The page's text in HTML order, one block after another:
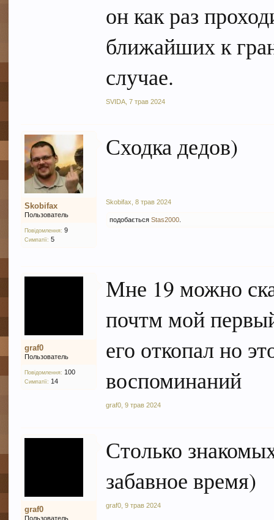
он как раз
ближайших к
случае.
SVIDA ,7 трав 2024
Skobifax
Пользователь
Повідомлення: 9
Симпатії: 5
Сходка дедов)
Skobifax ,8 трав 2024
подобаєтьсяStas2000
graf0
Пользователь
Повідомлення: 100
Симпатії: 14
Мне 19 можно
почтм мой
его откопал но
воспоминаний
graf0 ,9 трав 2024
graf0
Пользователь
Столько
забавное время)
graf0 ,9 трав 2024